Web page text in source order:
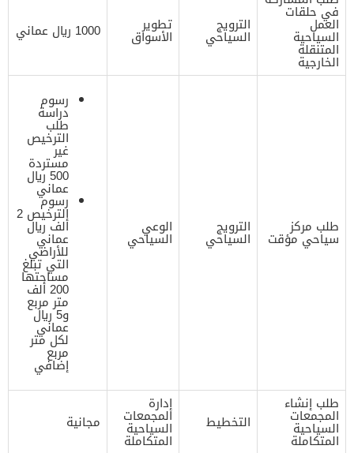
في حلقات
العمل
السياحية
المتنقلة
الخارجية
الترويج
السياحي
تطوير
الأسواق 1000 ريال عماني
طلب مركز
سياحي مؤقت
الترويج
السياحي
الوعي
السياحي
رسوم
دراسة
طلب
الترخيص
غير
مستردة
500 ريال
عماني
رسوم
الترخيص 2
ألف ريال
عماني
للأراضي
التي تبلغ
مساحتها
200 ألف
متر مربع
و5 ريال
عماني
لكل متر
مربع
إضافي
طلب إنشاء
المجمعات
السياحية
المتكاملة
التخطيط
إدارة
المجمعات
السياحية
المتكاملة
مجانية